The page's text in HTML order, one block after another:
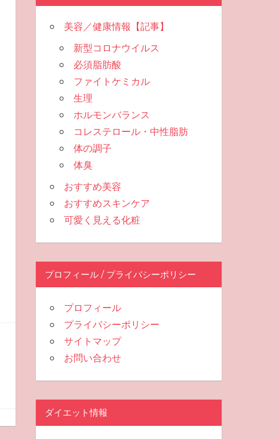
美容／健康情報【記事】
新型コロナウイルス
必須脂肪酸
ファイトケミカル
生理
ホルモンバランス
コレステロール・中性脂肪
体の調子
体臭
おすすめ美容
おすすめスキンケア
可愛く見える化粧
プロフィール / プライバシーポリシー
プロフィール
プライバシーポリシー
サイトマップ
お問い合わせ
ダイエット情報